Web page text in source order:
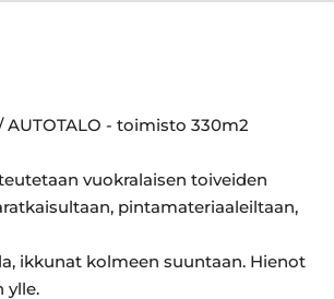
AUTOTALO - toimisto 330m2
vuokralaisen toiveiden
pintamateriaaleiltaan,
ikkunat kolmeen suuntaan. Hienot
ylle.